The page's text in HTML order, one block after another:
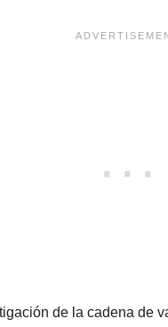
de la cadena de